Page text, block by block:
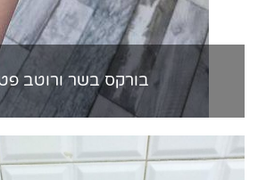
בורקס בשר ורוטב